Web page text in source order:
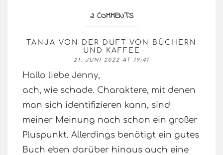
2 COMMENTS
TANJA VON DER DUFT VON BÜCHERN
UND KAFFEE
21. JUNI 2022 AT 19:41
Hallo liebe Jenny,
ach, wie schade. Charaktere, mit denen
man sich identifizieren kann, sind
meiner Meinung nach schon ein großer
Pluspunkt. Allerdings benötigt ein gutes
Buch eben darüber hinaus auch eine